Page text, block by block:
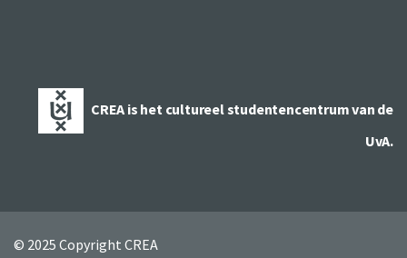
CREA is het cultureel studentencentrum van de
UvA.
© 2025 Copyright CREA